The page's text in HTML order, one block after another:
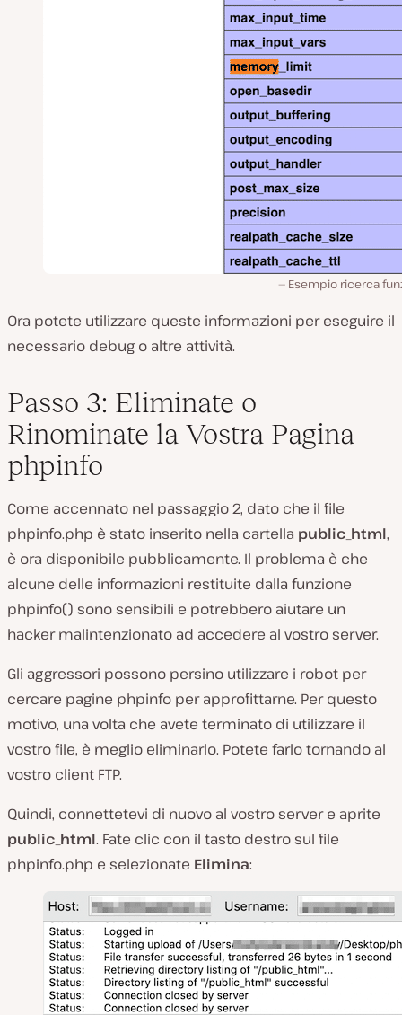
Esempio ricerca
Ora potete utilizzare queste informazioni per eseguire il
necessario debug o altre attività.
Passo 3: Eliminate o
Rinominate la Vostra Pagina
phpinfo
Come accennato nel passaggio 2, dato che il file
phpinfo.php è stato inserito nella cartella public_html,
è ora disponibile pubblicamente. Il problema è che
alcune delle informazioni restituite dalla funzione
phpinfo() sono sensibili e potrebbero aiutare un
hacker malintenzionato ad accedere al vostro server.
Gli aggressori possono persino utilizzare i robot per
cercare pagine phpinfo per approfittarne. Per questo
motivo, una volta che avete terminato di utilizzare il
vostro file, è meglio eliminarlo. Potete farlo tornando al
vostro client FTP.
Quindi, connettetevi di nuovo al vostro server e aprite
public_html. Fate clic con il tasto destro sul file
phpinfo.php e selezionate Elimina: